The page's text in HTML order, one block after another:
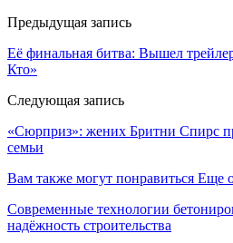
Предыдущая запись
Её финальная битва: Вышел
Кто»
Следующая запись
«Сюрприз»: жених Бритни Спирс
семьи
Вам также могут понравиться Еще
Современные технологии
надёжность строительства